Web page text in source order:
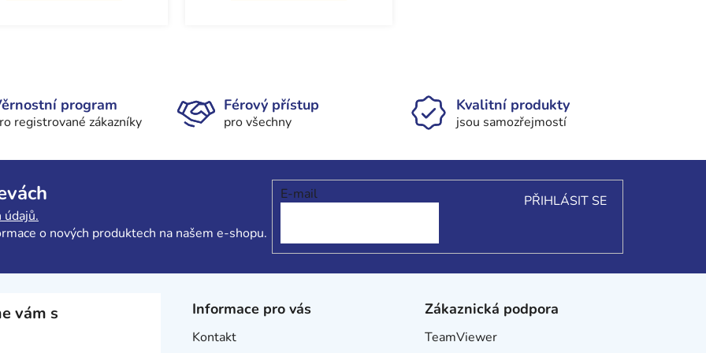
á
d
c
v
program
registrované zákazníky
Férový přístup
pro všechny
Kvalitní produkty
jsou samozřejmostí
údajů.
o nových produktech na našem e-shopu.
E-mail PŘIHLÁSIT SE
vám s
Informace pro vás
Kontakt
Zákaznická podpora
TeamViewer